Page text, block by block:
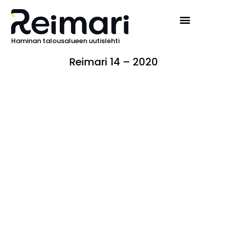
Haminan talousalueen uutislehti
Reimari 14 – 2020